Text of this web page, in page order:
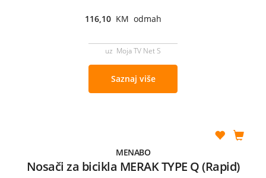
116,10 KM odmah
uz Moja TV Net S
Saznaj više
MENABO
Nosači za bicikla MERAK TYPE Q (Rapid)